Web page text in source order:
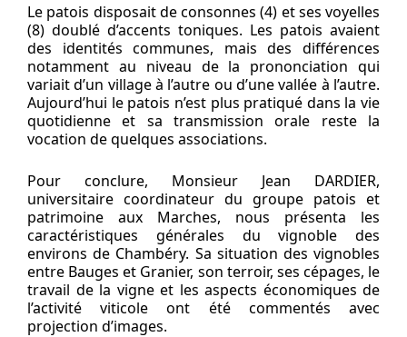
Le patois disposait de consonnes (4) et ses voyelles
(8) doublé d’accents toniques. Les patois avaient
des identités communes, mais des différences
notamment au niveau de la prononciation qui
variait d’un village à l’autre ou d’une vallée à l’autre.
Aujourd’hui le patois n’est plus pratiqué dans la vie
quotidienne et sa transmission orale reste la
vocation de quelques associations.
Pour conclure, Monsieur Jean DARDIER,
universitaire coordinateur du groupe patois et
patrimoine aux Marches, nous présenta les
caractéristiques générales du vignoble des
environs de Chambéry. Sa situation des vignobles
entre Bauges et Granier, son terroir, ses cépages, le
travail de la vigne et les aspects économiques de
l’activité viticole ont été commentés avec
projection d’images.